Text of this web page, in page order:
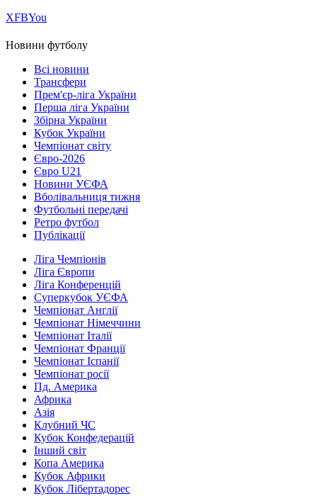
ХFBYou
Новини футболу
Всі новини
Трансфери
Прем'єр-ліга України
Перша ліга України
Збірна України
Кубок України
Чемпіонат світу
Євро-2026
Євро U21
Новини УЄФА
Вболівальниця тижня
Футбольні передачі
Ретро футбол
Публікації
Ліга Чемпіонів
Ліга Європи
Ліга Конференцій
Суперкубок УЄФА
Чемпіонат Англії
Чемпіонат Німеччини
Чемпіонат Італії
Чемпіонат Франції
Чемпіонат Іспанії
Чемпіонат росії
Пд. Америка
Африка
Азія
Клубний ЧС
Кубок Конфедерацій
Інший світ
Копа Америка
Кубок Африки
Кубок Лібертадорес